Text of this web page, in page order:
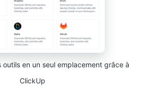
outils en un seul emplacement grâce à
ClickUp